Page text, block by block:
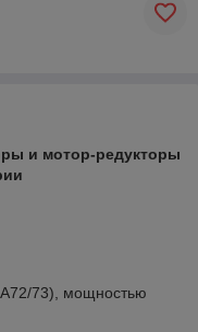
и мотор-редукторы
73), мощностью